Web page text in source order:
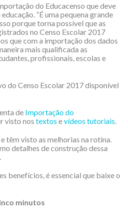
do Educacenso que deve
“É uma pequena grande
porque torna possível que as
no Censo Escolar 2017
que com a importação dos dados
mais qualificada as
profissionais, escolas e
do Censo Escolar 2017 disponível
de Importação do
visto nos textos evídeos tutoriais.
têm visto as melhorias na rotina.
detalhes de construção dessa
benefícios, é essencial que baixe o
minutos